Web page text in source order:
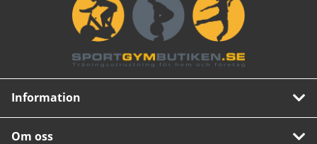
Information
Om oss